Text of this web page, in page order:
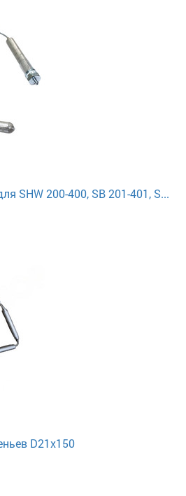
SHW 200-400, SB 201-401, S...
D21x150